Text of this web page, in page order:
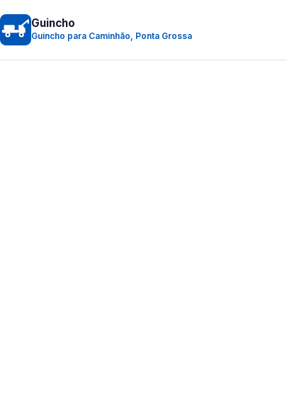
Guincho
Guincho para Caminhão, Ponta Grossa